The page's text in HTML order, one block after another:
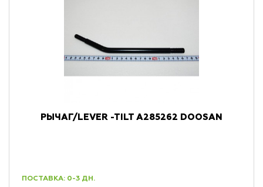
РЫЧАГ/LEVER -TILT A285262 DOOSAN
ПОСТАВКА: 0-3 ДН.